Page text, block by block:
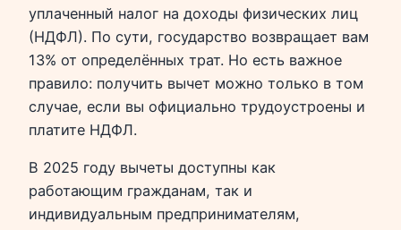
уплаченный налог на доходы физических лиц
(НДФЛ). По сути, государство возвращает вам
13% от определённых трат. Но есть важное
правило: получить вычет можно только в том
случае, если вы официально трудоустроены и
платите НДФЛ.
В 2025 году вычеты доступны как
работающим гражданам, так и
индивидуальным предпринимателям,